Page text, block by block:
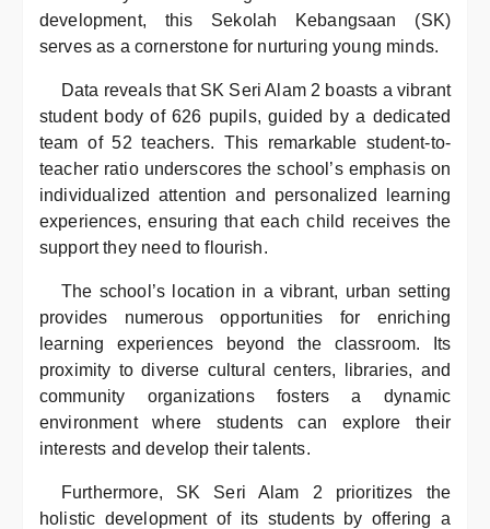
development, this Sekolah Kebangsaan (SK)
serves as a cornerstone for nurturing young minds.
Data reveals that SK Seri Alam 2 boasts a vibrant
student body of 626 pupils, guided by a dedicated
team of 52 teachers. This remarkable student-to-
teacher ratio underscores the school’s emphasis on
individualized attention and personalized learning
experiences, ensuring that each child receives the
support they need to flourish.
The school’s location in a vibrant, urban setting
provides numerous opportunities for enriching
learning experiences beyond the classroom. Its
proximity to diverse cultural centers, libraries, and
community organizations fosters a dynamic
environment where students can explore their
interests and develop their talents.
Furthermore, SK Seri Alam 2 prioritizes the
holistic development of its students by offering a